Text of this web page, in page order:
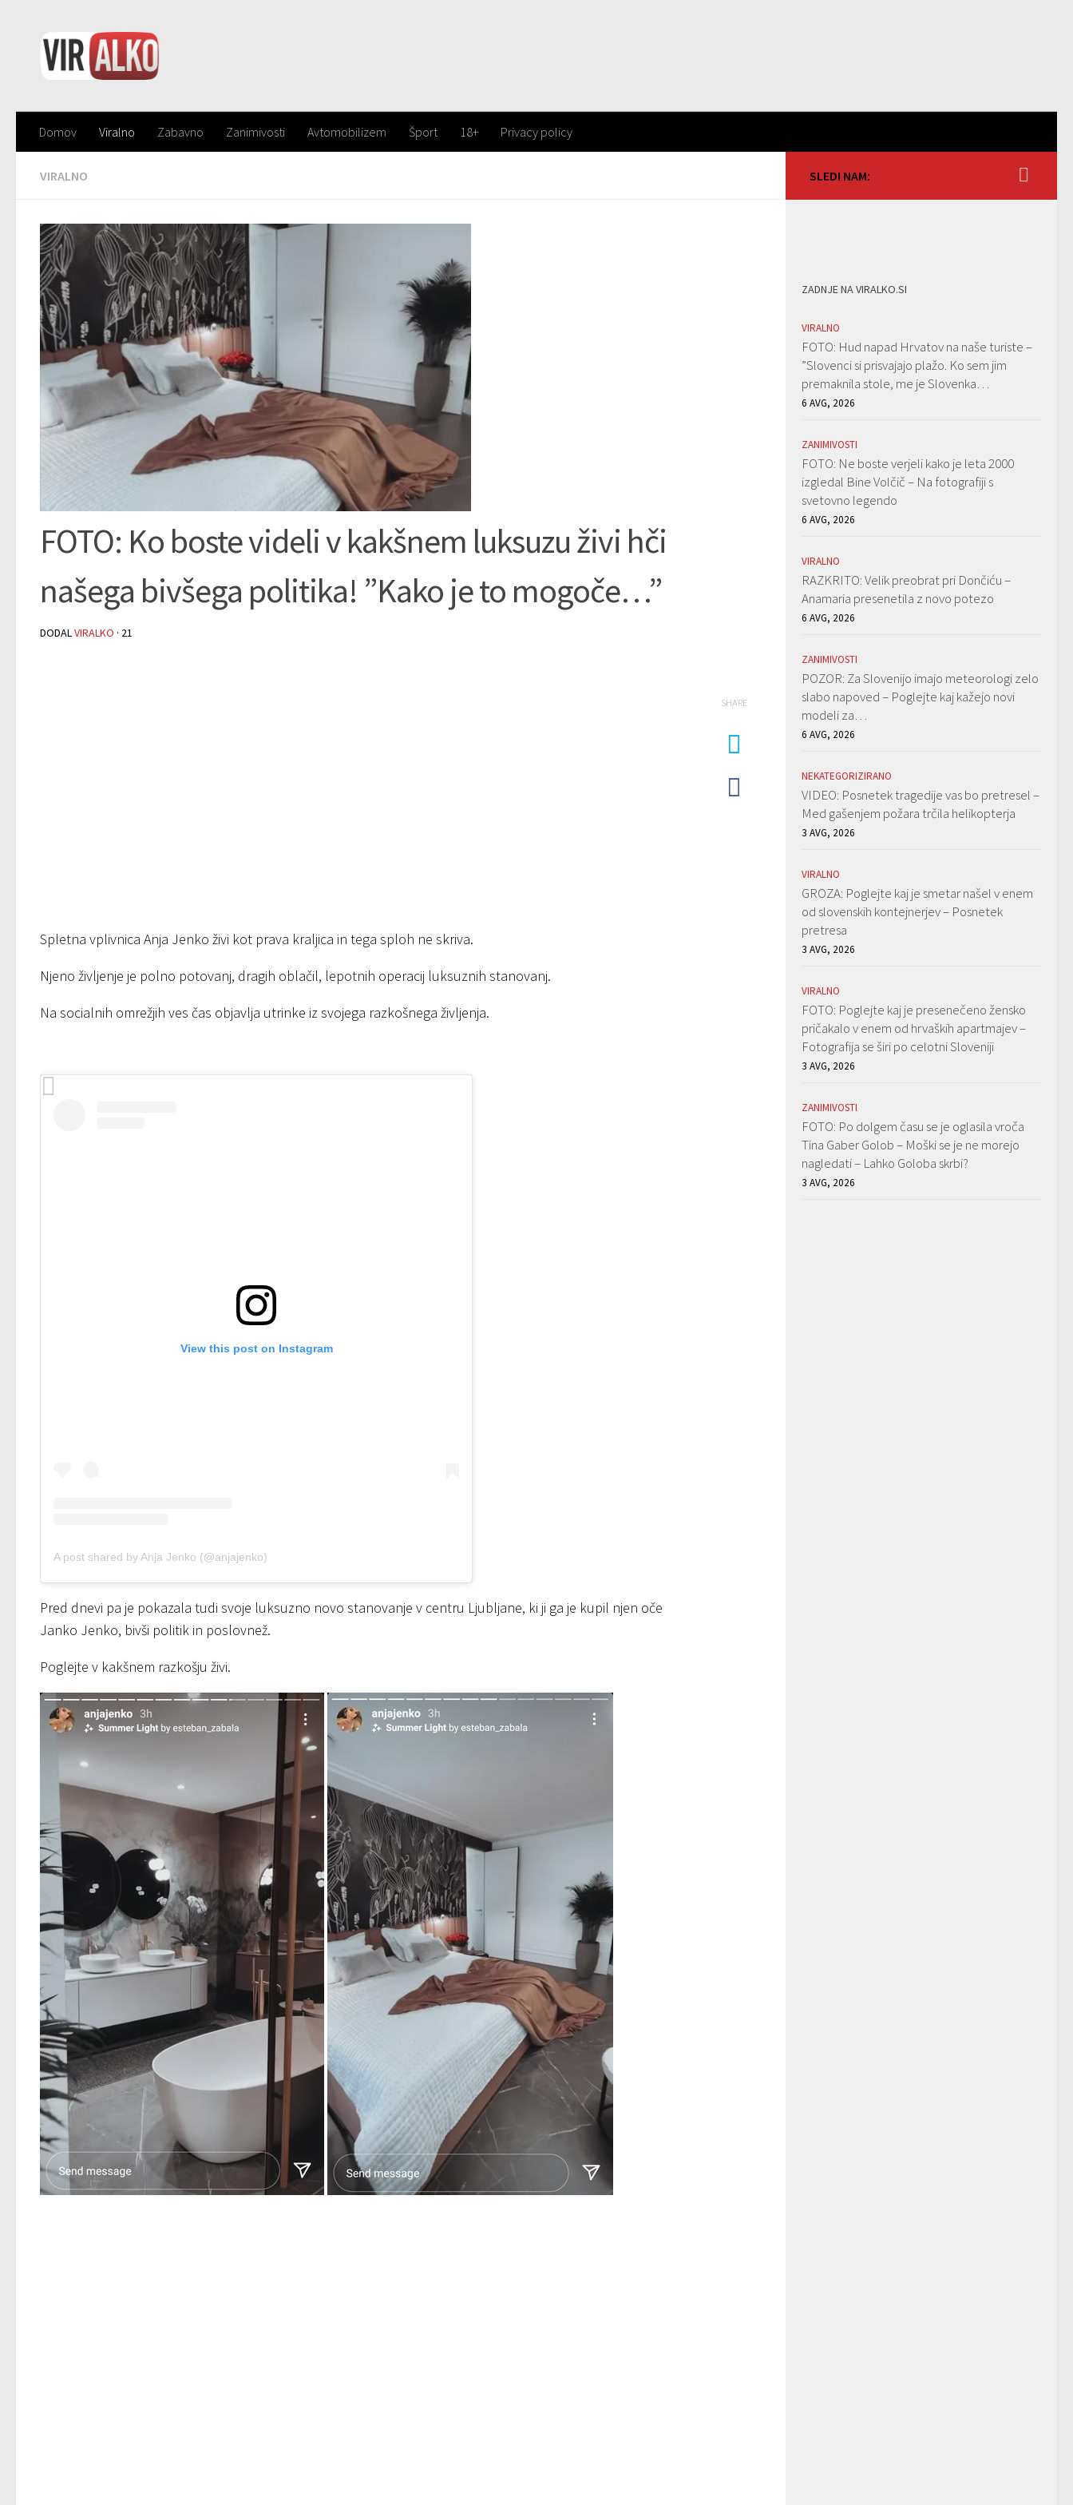
Domov Viralno Zabavno Zanimivosti Avtomobilizem Šport 18+ Privacy policy
VIRALNO
FOTO: Ko boste videli v kakšnem luksuzu živi hči
našega bivšega politika! ”Kako je to mogoče…”
DODALVIRALKO · 21
Spletna vplivnica Anja Jenko živi kot prava kraljica in tega sploh ne skriva.
Njeno življenje je polno potovanj, dragih oblačil, lepotnih operacij luksuznih stanovanj.
Na socialnih omrežjih ves čas objavlja utrinke iz svojega razkošnega življenja.
View this post on Instagram
A post shared by Anja Jenko (@anjajenko)
Pred dnevi pa je pokazala tudi svoje luksuzno novo stanovanje v centru Ljubljane, ki ji ga je kupil njen oče
Janko Jenko, bivši politik in poslovnež.
Poglejte v kakšnem razkošju živi.
SHARE
SLEDI NAM:
ZADNJE NA VIRALKO.SI
VIRALNO
FOTO: Hud napad Hrvatov na naše turiste –
”Slovenci si prisvajajo plažo. Ko sem jim
premaknila stole, me je Slovenka…
6 AVG, 2026
ZANIMIVOSTI
FOTO: Ne boste verjeli kako je leta 2000
izgledal Bine Volčič – Na fotografiji s
svetovno legendo
6 AVG, 2026
VIRALNO
RAZKRITO: Velik preobrat pri Dončiću –
Anamaria presenetila z novo potezo
6 AVG, 2026
ZANIMIVOSTI
POZOR: Za Slovenijo imajo meteorologi zelo
slabo napoved – Poglejte kaj kažejo novi
modeli za…
6 AVG, 2026
NEKATEGORIZIRANO
VIDEO: Posnetek tragedije vas bo pretresel –
Med gašenjem požara trčila helikopterja
3 AVG, 2026
VIRALNO
GROZA: Poglejte kaj je smetar našel v enem
od slovenskih kontejnerjev – Posnetek
pretresa
3 AVG, 2026
VIRALNO
FOTO: Poglejte kaj je presenečeno žensko
pričakalo v enem od hrvaških apartmajev –
Fotografija se širi po celotni Sloveniji
3 AVG, 2026
ZANIMIVOSTI
FOTO: Po dolgem času se je oglasila vroča
Tina Gaber Golob – Moški se je ne morejo
nagledati – Lahko Goloba skrbi?
3 AVG, 2026